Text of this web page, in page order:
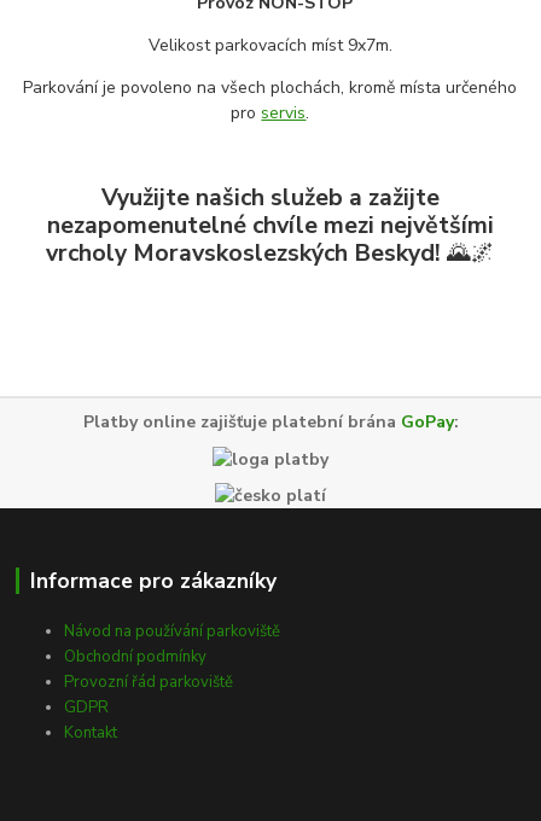
Velikost parkovacích míst 9x7m.
Parkování je povoleno na všech plochách, kromě místa určeného
proservis.
Využijte našich služeb a zažijte
nezapomenutelné chvíle mezi největšími
vrcholy Moravskoslezských Beskyd! 🌄🌌
Platby online zajišťuje platební brána GoPay:
Informace pro zákazníky
Návod na používání parkoviště
Obchodní podmínky
Provozní řád parkoviště
GDPR
Kontakt